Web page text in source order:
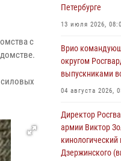
с
силовых
вопросам
охраны
В Брянске
Росгвардии
В
Росгвардии
погибших при
Петербурге
13 июля 2026,
Врио
округом
выпускниками
04 августа 2026,
Директор
армии Виктор
Дзержинского